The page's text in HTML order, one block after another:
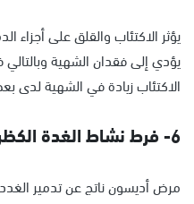
يؤثر الاكتئاب والقلق على أجزاء
يؤدي إلى فقدان الشهية
الاكتئاب زيادة في الشهية لدى
6- فرط نشاط الغدة الكظرية (مرض أديسون)
مرض أديسون ناتج عن تدمير